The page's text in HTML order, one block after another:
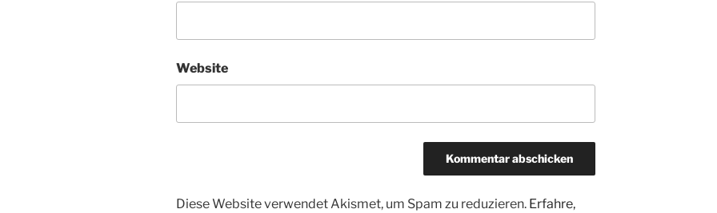
Website
Diese Website verwendet Akismet, um Spam zu reduzieren. Erfahre,